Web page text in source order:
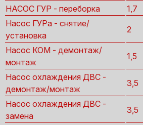
НАСОС ГУР - переборка
1,7
Насос ГУРа - снятие/
установка
2
Насос КОМ - демонтаж/
монтаж
1,5
Насос охлаждения ДВС -
демонтаж/монтаж
3,5
Насос охлаждения ДВС -
замена
3,5